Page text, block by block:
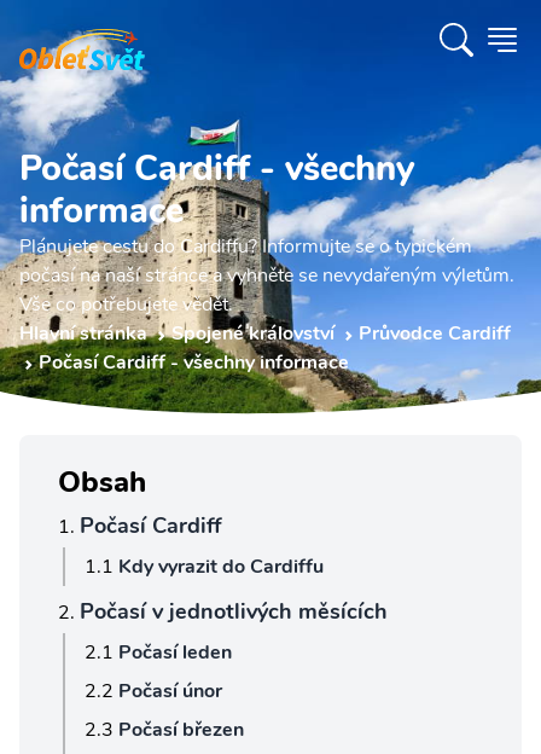
Počasí Cardiff - všechny
informace
Plánujete cestu do Cardiffu? Informujte se o typickém
počasí na naší stránce a vyhněte se nevydařeným výletům.
Vše co potřebujete vědět.
Hlavní stránka
Spojené království
Průvodce Cardiff
Počasí Cardiff - všechny informace
Obsah
Počasí Cardiff
Kdy vyrazit do Cardiffu
Počasí v jednotlivých měsících
Počasí leden
Počasí únor
Počasí březen